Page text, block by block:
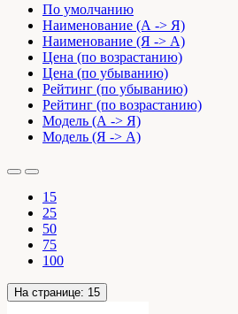
По умолчанию
Наименование (А -> Я)
Наименование (Я -> А)
Цена (по возрастанию)
Цена (по убыванию)
Рейтинг (по убыванию)
Рейтинг (по возрастанию)
Модель (А -> Я)
Модель (Я -> А)
15
25
50
75
100
На странице: 15